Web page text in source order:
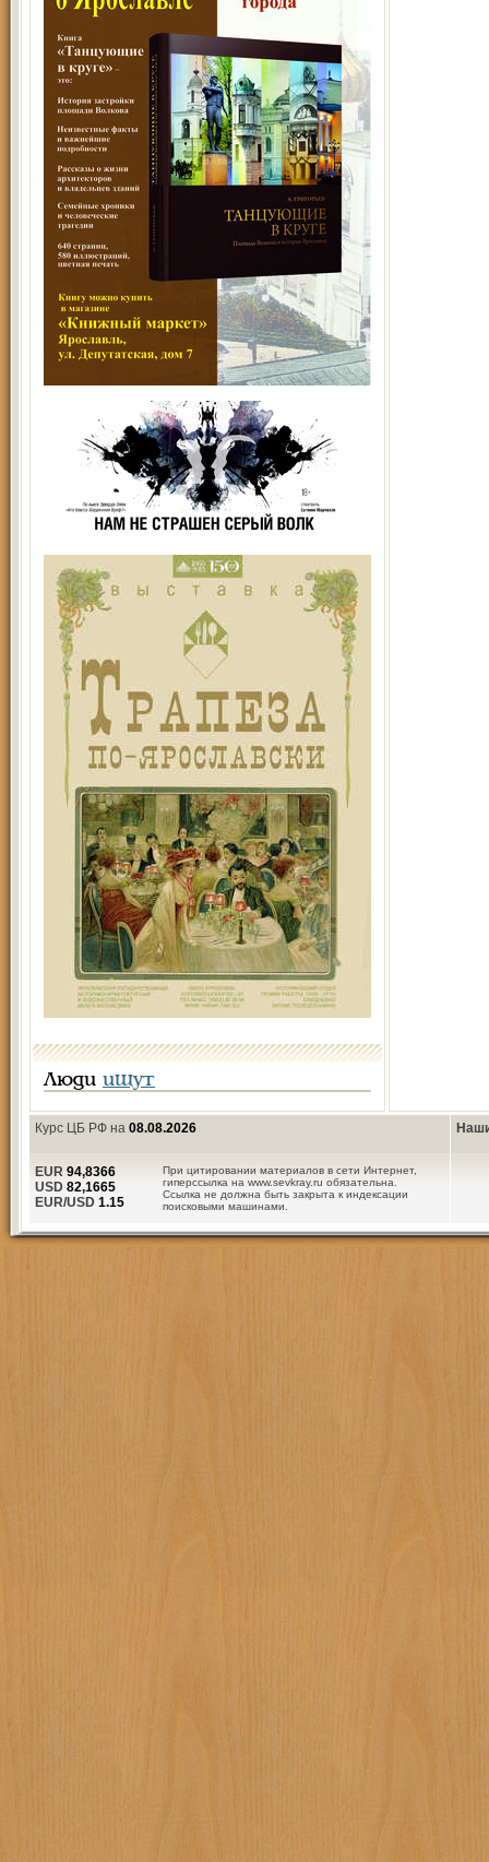
Люди ищут
Курс ЦБ РФ на 08.08.2026
При цитировании материалов в сети Интернет,
гиперссылка на www.sevkray.ru обязательна.
Ссылка не должна быть закрыта к индексации
поисковыми машинами.
EUR 94,8366
USD 82,1665
EUR/USD 1.15